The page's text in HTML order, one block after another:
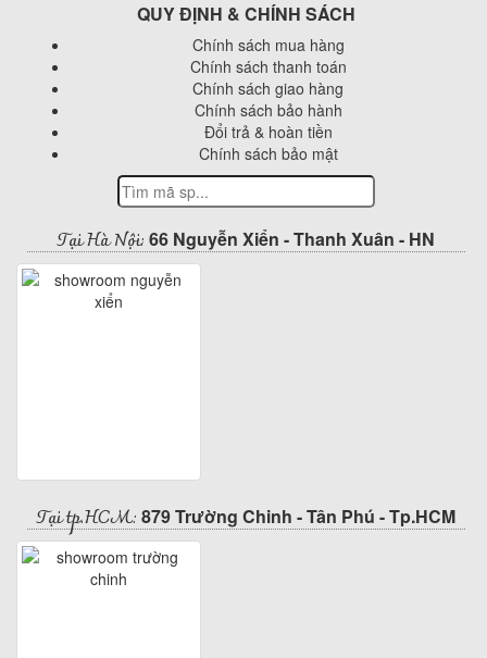
QUY ĐỊNH & CHÍNH SÁCH
Chính sách mua hàng
Chính sách thanh toán
Chính sách giao hàng
Chính sách bảo hành
Đổi trả & hoàn tiền
Chính sách bảo mật
Tại Hà Nội: 66 Nguyễn Xiển - Thanh Xuân - HN
Tại tp.HCM: 879 Trường Chinh - Tân Phú - Tp.HCM